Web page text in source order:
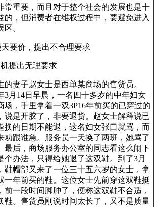
常重要，而且对于整个社会的发展也是十
的，但消费者在维权过程中，要避免进入
区。
天要价，提出不合理要求
提出无理要求
的妻子赵女士是西单某商场的售货员。
3月14日早晨，一名四十多岁的中年妇女
场，手里拿着一双3P16年前买的已穿过的
说是开胶了，非要退货。赵女士解释说已
换的日期不能退，这名妇女张口就骂，而
劝跟谁急。服务员一天换了两班，她骂了
最后，商场服务办公室的同志看这么闹下
个办法，只得给她退了这双鞋。到了3月
鞋帽部又来了一位三十五六岁的女士，拿
一年前买的鞋。这位女士先前穿这双鞋挺
前一段时间脚肿了，便称这双鞋不合适，
鞋。售货员刚说时间太长了，又不是质量